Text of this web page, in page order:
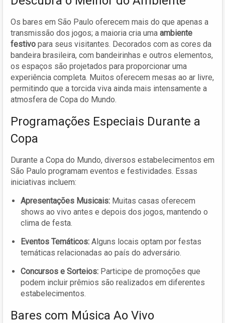
Os bares em São Paulo oferecem mais do que apenas a
transmissão dos jogos; a maioria cria uma ambiente
festivo para seus visitantes. Decorados com as cores da
bandeira brasileira, com bandeirinhas e outros elementos,
os espaços são projetados para proporcionar uma
experiência completa. Muitos oferecem mesas ao ar livre,
permitindo que a torcida viva ainda mais intensamente a
atmosfera de Copa do Mundo.
Programações Especiais Durante a
Copa
Durante a Copa do Mundo, diversos estabelecimentos em
São Paulo programam eventos e festividades. Essas
iniciativas incluem:
Apresentações Musicais: Muitas casas oferecem
shows ao vivo antes e depois dos jogos, mantendo o
clima de festa.
Eventos Temáticos: Alguns locais optam por festas
temáticas relacionadas ao país do adversário.
Concursos e Sorteios: Participe de promoções que
podem incluir prêmios são realizados em diferentes
estabelecimentos.
Bares com Música Ao Vivo